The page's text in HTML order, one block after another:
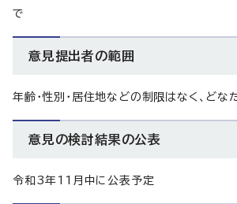
で
意見提出者の範囲
年齢・性別・居住地などの制限はなく、どな
意見の検討結果の公表
令和3年11月中に公表予定